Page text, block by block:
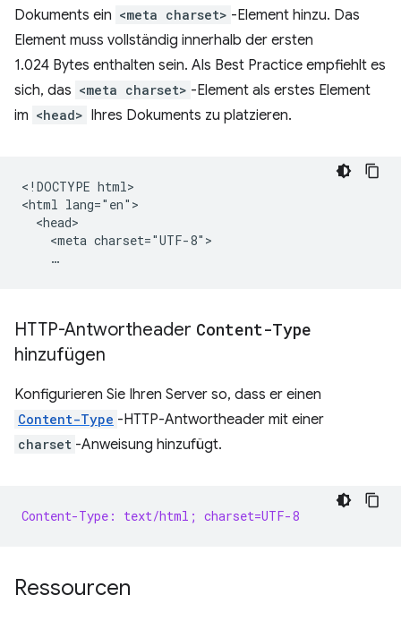
Dokuments ein <meta charset> -Element hinzu. Das
Element muss vollständig innerhalb der ersten
1.024 Bytes enthalten sein. Als Best Practice empfiehlt es
sich, das <meta charset> -Element als erstes Element
im <head> Ihres Dokuments zu platzieren.
<!DOCTYPE html>
<html lang="en">
  <head>
    <meta charset="UTF-8">
HTTP-Antwortheader Content-Type
hinzufügen
Konfigurieren Sie Ihren Server so, dass er einen
Content-Type -HTTP-Antwortheader mit einer
charset -Anweisung hinzufügt.
Content-Type: text/html; charset=UTF-8
Ressourcen